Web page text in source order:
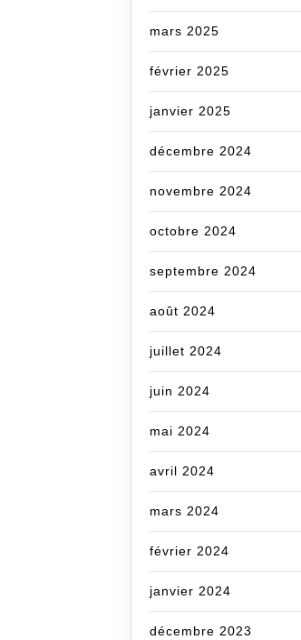
mars 2025
février 2025
janvier 2025
décembre 2024
novembre 2024
octobre 2024
septembre 2024
août 2024
juillet 2024
juin 2024
mai 2024
avril 2024
mars 2024
février 2024
janvier 2024
décembre 2023